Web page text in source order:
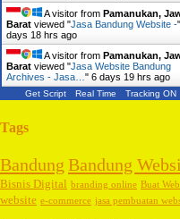
A visitor from Pamanukan,
Barat viewed "Jasa Bandung Website -"
days 18 hrs ago
A visitor from Pamanukan,
Barat viewed "Jasa Website Bandung
Archives - Jasa… " 6 days 19 hrs ago
Get Script Real Time Tracking ON
Tags
Bandung Bandung
Bisnis Digital branding online Buat
website e-commerce jasa pembuatan